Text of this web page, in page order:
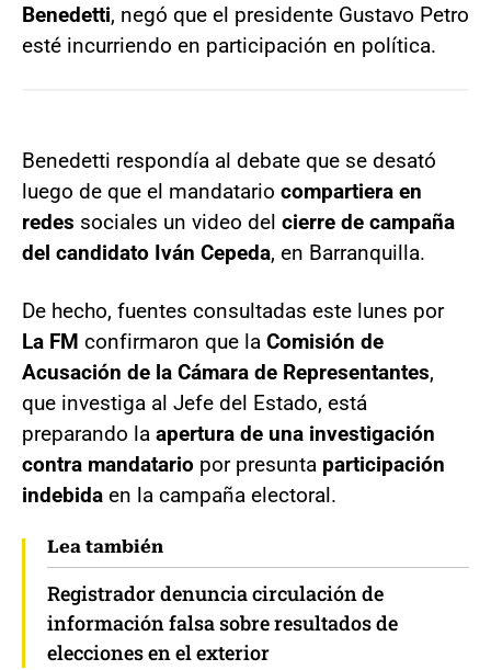
Benedetti, negó que el presidente Gustavo Petro
esté incurriendo en participación en política.
Benedetti respondía al debate que se desató
luego de que el mandatario compartiera en
redes sociales un video del cierre de campaña
del candidato Iván Cepeda, en Barranquilla.
De hecho, fuentes consultadas este lunes por
La FM confirmaron que la Comisión de
Acusación de la Cámara de Representantes,
que investiga al Jefe del Estado, está
preparando la apertura de una investigación
contra mandatario por presunta participación
indebida en la campaña electoral.
Lea también
Registrador denuncia circulación de
información falsa sobre resultados de
elecciones en el exterior